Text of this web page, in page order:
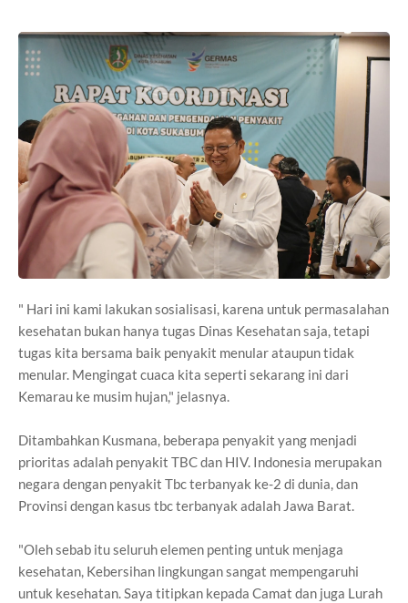
" Hari ini kami lakukan sosialisasi, karena untuk permasalahan
kesehatan bukan hanya tugas Dinas Kesehatan saja, tetapi
tugas kita bersama baik penyakit menular ataupun tidak
menular. Mengingat cuaca kita seperti sekarang ini dari
Kemarau ke musim hujan," jelasnya.
Ditambahkan Kusmana, beberapa penyakit yang menjadi
prioritas adalah penyakit TBC dan HIV. Indonesia merupakan
negara dengan penyakit Tbc terbanyak ke-2 di dunia, dan
Provinsi dengan kasus tbc terbanyak adalah Jawa Barat.
"Oleh sebab itu seluruh elemen penting untuk menjaga
kesehatan, Kebersihan lingkungan sangat mempengaruhi
untuk kesehatan. Saya titipkan kepada Camat dan juga Lurah